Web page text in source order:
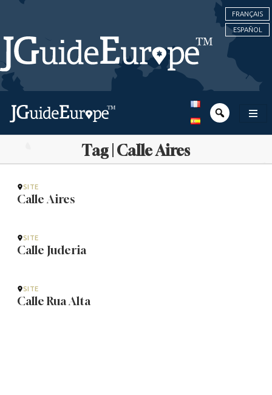
FRANÇAIS
ESPAÑOL
Tag | Calle Aires
SITE
Calle Aires
SITE
Calle Juderia
SITE
Calle Rua Alta